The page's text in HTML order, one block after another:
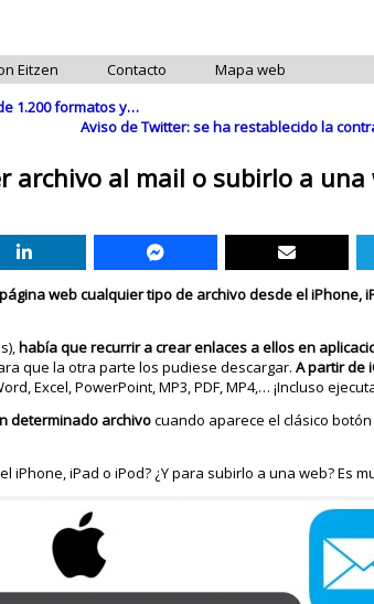
Eitzen Contacto
Mapa web
1.200 formatos y…
Aviso de Twitter: se ha restablecido la
archivo al mail o subirlo a una
web cualquier tipo de archivo desde el iPhone,
había que recurrir a crear enlaces a ellos en
que la otra parte los pudiese descargar.A partir de
Excel, PowerPoint, MP3, PDF, MP4,… ¡Incluso
determinado archivocuando aparece el clásico
iPad o iPod? ¿Y para subirlo a una web? Es